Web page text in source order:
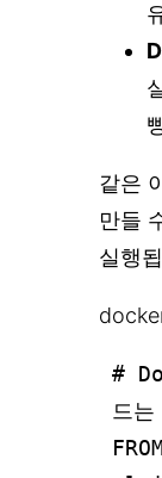
같은
만들
실행
#
드